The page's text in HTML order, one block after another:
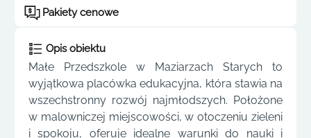
Pakiety cenowe
Opis obiektu
Małe Przedszkole w Maziarzach Starych to
wyjątkowa placówka edukacyjna, która stawia na
wszechstronny rozwój najmłodszych. Położone
w malowniczej miejscowości, w otoczeniu zieleni
i spokoju, oferuje idealne warunki do nauki i